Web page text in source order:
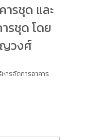
ารชุด และ
รชุด โดย
ญวงศ์
ารจัดการอาคาร